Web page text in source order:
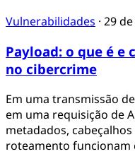
Vulnerabilidades · 29
Payload: o que é e
no cibercrime
Em uma transmissão
em uma requisição de
metadados,
roteamento funcionam